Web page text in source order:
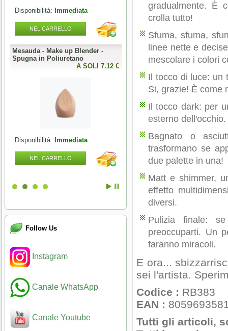
Disponibilità: Immediata
NEL CARRELLO
Mesauda - Make up Blender -
Spugna in Poliuretano
A SOLI 7.12 €
Disponibilità: Immediata
NEL CARRELLO
Disponibilità:Immediata
Mesauda - MNP Bonbons -
Sprinkle Gel Polish -
Disponibilità: Immediata
NEL CARRELLO
Follow Us
Instagram
Canale WhatsApp
Canale Youtube
gradualmente. È
crolla tutto!
Sfuma, sfuma,
linee nette e
mescolare i colori
Il tocco di luce: un
Si, grazie! È come
Il tocco dark: per
esterno
Bagnato o
trasformano se
due palette in una!
Matt e shimmer,
effetto
diversi.
Pulizia finale:
preoccuparti. Un
faranno miracoli.
E ora...
sei l'artista.
Codice : RB383
EAN :
Tutti gli articoli,